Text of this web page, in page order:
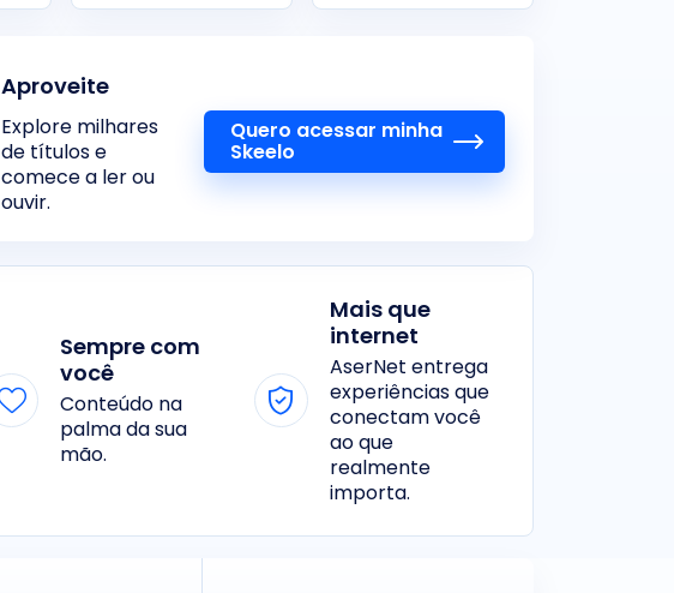
Aproveite
Explore milhares
de títulos e
comece a ler ou
ouvir.
Quero acessar minha
Skeelo
Sempre com
você
Conteúdo na
palma da sua
mão.
Mais que
internet
AserNet entrega
experiências que
conectam você
ao que
realmente
importa.